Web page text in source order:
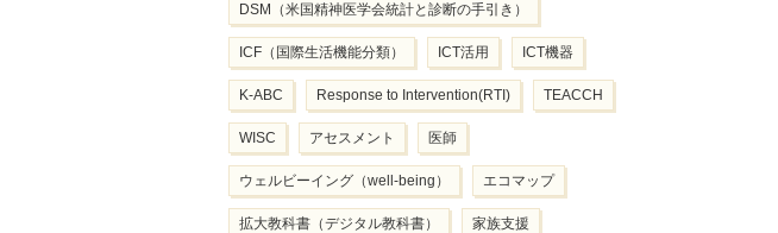
DSM（米国精神医学会統計と診断の手引き）
ICF（国際生活機能分類） ICT活用 ICT機器
K-ABC Response to Intervention(RTI) TEACCH
WISC アセスメント 医師
ウェルビーイング（well-being） エコマップ
拡大教科書（デジタル教科書） 家族支援